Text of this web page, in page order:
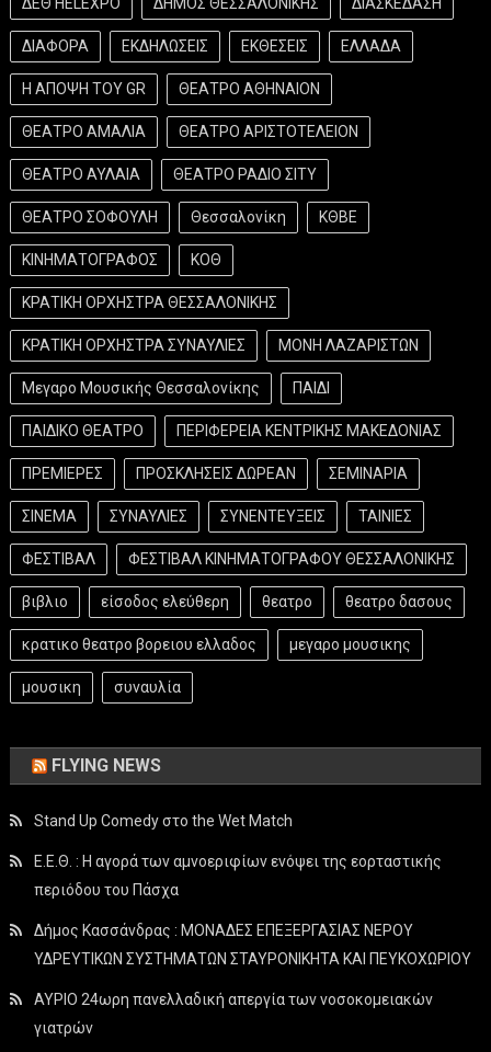
ΔΙΑΦΟΡΑ ΕΚΔΗΛΩΣΕΙΣ ΕΚΘΕΣΕΙΣ ΕΛΛΑΔΑ
Η ΑΠΟΨΗ ΤΟΥ GR ΘΕΑΤΡΟ ΑΘΗΝΑΙΟΝ
ΘΕΑΤΡΟ ΑΜΑΛΙΑ ΘΕΑΤΡΟ ΑΡΙΣΤΟΤΕΛΕΙΟΝ
ΘΕΑΤΡΟ ΑΥΛΑΙΑ ΘΕΑΤΡΟ ΡΑΔΙΟ ΣΙΤΥ
ΘΕΑΤΡΟ ΣΟΦΟΥΛΗ Θεσσαλονίκη ΚΘΒΕ
ΚΙΝΗΜΑΤΟΓΡΑΦΟΣ ΚΟΘ
ΚΡΑΤΙΚΗ ΟΡΧΗΣΤΡΑ ΘΕΣΣΑΛΟΝΙΚΗΣ
ΚΡΑΤΙΚΗ ΟΡΧΗΣΤΡΑ ΣΥΝΑΥΛΙΕΣ ΜΟΝΗ ΛΑΖΑΡΙΣΤΩΝ
Μεγαρο Μουσικής Θεσσαλονίκης ΠΑΙΔΙ
ΠΑΙΔΙΚΟ ΘΕΑΤΡΟ ΠΕΡΙΦΕΡΕΙΑ ΚΕΝΤΡΙΚΗΣ ΜΑΚΕΔΟΝΙΑΣ
ΠΡΕΜΙΕΡΕΣ ΠΡΟΣΚΛΗΣΕΙΣ ΔΩΡΕΑΝ ΣΕΜΙΝΑΡΙΑ
ΣΙΝΕΜΑ ΣΥΝΑΥΛΙΕΣ ΣΥΝΕΝΤΕΥΞΕΙΣ ΤΑΙΝΙΕΣ
ΦΕΣΤΙΒΑΛ ΦΕΣΤΙΒΑΛ ΚΙΝΗΜΑΤΟΓΡΑΦΟΥ ΘΕΣΣΑΛΟΝΙΚΗΣ
βιβλιο είσοδος ελεύθερη θεατρο θεατρο δασους
κρατικο θεατρο βορειου ελλαδος μεγαρο μουσικης
μουσικη συναυλία
FLYING NEWS
Stand Up Comedy στο the Wet Match
Ε.Ε.Θ. : Η αγορά των αμνοεριφίων ενόψει της εορταστικής
περιόδου του Πάσχα
Δήμος Κασσάνδρας : ΜΟΝΑΔΕΣ ΕΠΕΞΕΡΓΑΣΙΑΣ ΝΕΡΟΥ
ΥΔΡΕΥΤΙΚΩΝ ΣΥΣΤΗΜΑΤΩΝ ΣΤΑΥΡΟΝΙΚΗΤΑ ΚΑΙ ΠΕΥΚΟΧΩΡΙΟΥ
ΑΥΡΙΟ 24ωρη πανελλαδική απεργία των νοσοκομειακών
γιατρών